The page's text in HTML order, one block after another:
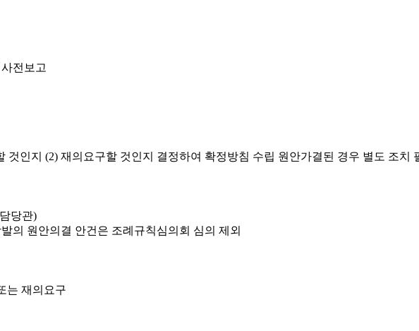
전보고
것인지 (2) 재의요구할 것인지 결정하여 확정방침 수립 원안가결된 경우 별도 조치
당관)
의 원안의결 안건은 조례규칙심의회 심의 제외
는 재의요구